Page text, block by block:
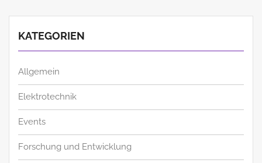
KATEGORIEN
Allgemein
Elektrotechnik
Events
Forschung und Entwicklung